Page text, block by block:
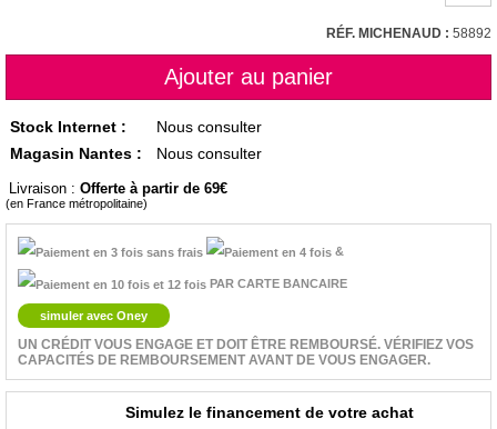
RÉF. MICHENAUD : 58892
Stock Internet :
Nous consulter
Magasin Nantes :
Nous consulter
Livraison : Offerte à partir de 69
(en France métropolitaine)
&
PAR CARTE BANCAIRE
simuler avec Oney
UN CRÉDIT VOUS ENGAGE ET DOIT ÊTRE REMBOURSÉ. VÉRIFIEZ VOS
CAPACITÉS DE REMBOURSEMENT AVANT DE VOUS ENGAGER.
Simulez le financement de votre achat